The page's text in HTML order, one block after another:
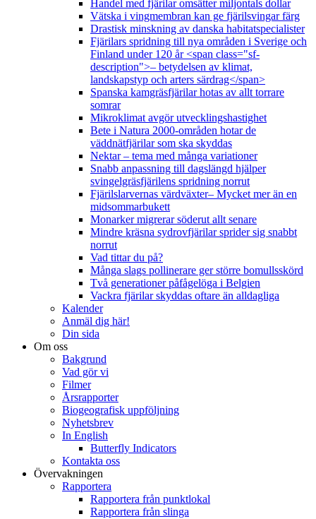
Handel med fjärilar omsätter miljontals dollar
Vätska i vingmembran kan ge fjärilsvingar färg
Drastisk minskning av danska habitatspecialister
Fjärilars spridning till nya områden i Sverige och
Finland under 120 år <span class="sf-
description">– betydelsen av klimat,
landskapstyp och arters särdrag</span>
Spanska kamgräsfjärilar hotas av allt torrare
somrar
Mikroklimat avgör utvecklingshastighet
Bete i Natura 2000-områden hotar de
väddnätfjärilar som ska skyddas
Nektar – tema med många variationer
Snabb anpassning till dagslängd hjälper
svingelgräsfjärilens spridning norrut
Fjärilslarvernas värdväxter– Mycket mer än en
midsommarbukett
Monarker migrerar söderut allt senare
Mindre kräsna sydrovfjärilar sprider sig snabbt
norrut
Vad tittar du på?
Många slags pollinerare ger större bomullsskörd
Två generationer påfågelöga i Belgien
Vackra fjärilar skyddas oftare än alldagliga
Kalender
Anmäl dig här!
Din sida
Om oss
Bakgrund
Vad gör vi
Filmer
Årsrapporter
Biogeografisk uppföljning
Nyhetsbrev
In English
Butterfly Indicators
Kontakta oss
Övervakningen
Rapportera
Rapportera från punktlokal
Rapportera från slinga